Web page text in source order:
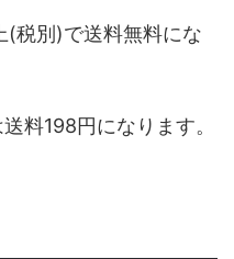
(税別)で送料無料にな
料198円になります。